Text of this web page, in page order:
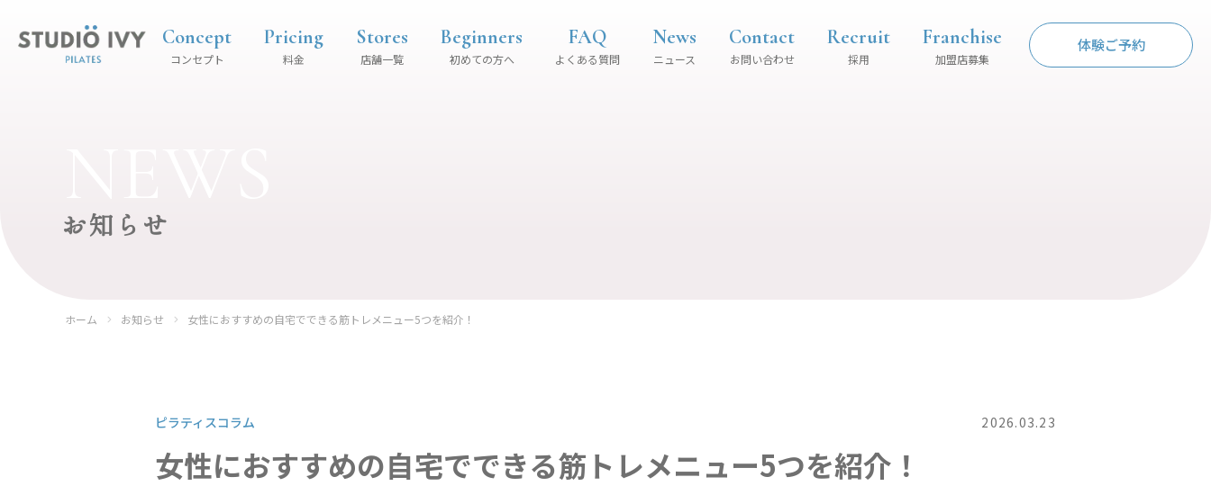
Concept
コンセプト
Pricing
料金
Stores
店舗一覧
Beginners
初めての方へ
FAQ
よくある質問
News
ニュース
Contact
お問い合わせ
Recruit
採用
Franchise
加盟店募集
体験ご予約
お知らせ
ホーム お知らせ 女性におすすめの自宅でできる筋トレメニュー5つを紹介！
ピラティスコラム 2026.03.23
女性におすすめの自宅でできる筋トレメニュー5つを紹介！